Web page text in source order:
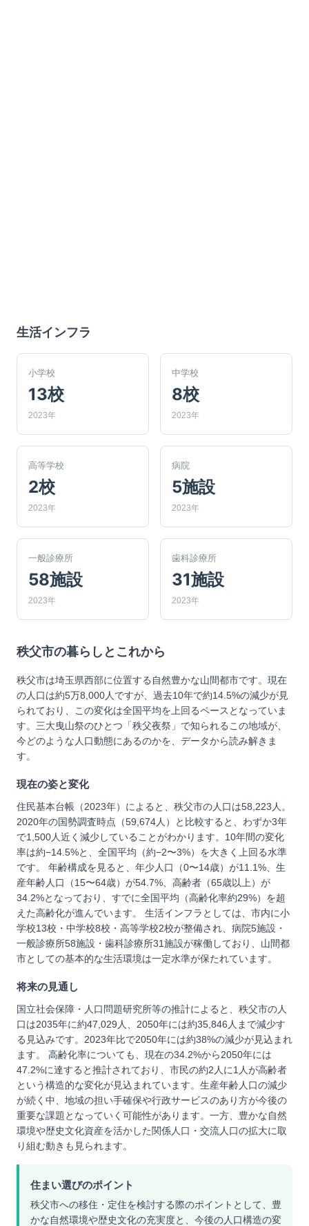
生活インフラ
小学校
13校
2023年
中学校
8校
2023年
高等学校
2校
2023年
病院
5施設
2023年
一般診療所
58施設
2023年
歯科診療所
31施設
2023年
秩父市の暮らしとこれから
秩父市は埼玉県西部に位置する自然豊かな山間都市です。現在
の人口は約5万8,000人ですが、過去10年で約14.5%の減少が見
られており、この変化は全国平均を上回るペースとなっていま
す。三大曳山祭のひとつ「秩父夜祭」で知られるこの地域が、
今どのような人口動態にあるのかを、データから読み解きま
す。
現在の姿と変化
住民基本台帳（2023年）によると、秩父市の人口は58,223人。
2020年の国勢調査時点（59,674人）と比較すると、わずか3年
で1,500人近く減少していることがわかります。10年間の変化
率は約−14.5%と、全国平均（約−2〜3%）を大きく上回る水準
です。 年齢構成を見ると、年少人口（0〜14歳）が11.1%、生
産年齢人口（15〜64歳）が54.7%、高齢者（65歳以上）が
34.2%となっており、すでに全国平均（高齢化率約29%）を超
えた高齢化が進んでいます。 生活インフラとしては、市内に小
学校13校・中学校8校・高等学校2校が整備され、病院5施設・
一般診療所58施設・歯科診療所31施設が稼働しており、山間都
市としての基本的な生活環境は一定水準が保たれています。
将来の見通し
国立社会保障・人口問題研究所等の推計によると、秩父市の人
口は2035年に約47,029人、2050年には約35,846人まで減少す
る見込みです。2023年比で2050年には約38%の減少が見込まれ
ます。 高齢化率についても、現在の34.2%から2050年には
47.2%に達すると推計されており、市民の約2人に1人が高齢者
という構造的な変化が見込まれています。生産年齢人口の減少
が続く中、地域の担い手確保や行政サービスのあり方が今後の
重要な課題となっていく可能性があります。一方、豊かな自然
環境や歴史文化資産を活かした関係人口・交流人口の拡大に取
り組む動きも見られます。
住まい選びのポイント
秩父市への移住・定住を検討する際のポイントとして、豊
かな自然環境や歴史文化の充実度と、今後の人口構造の変